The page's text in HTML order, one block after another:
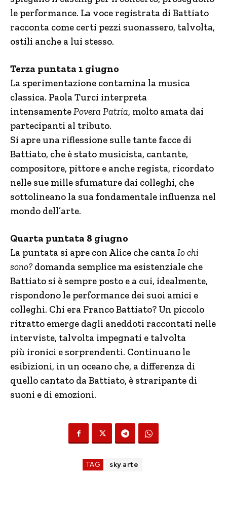
le performance. La voce registrata di Battiato
racconta come certi pezzi suonassero, talvolta,
ostili anche a lui stesso.
Terza puntata 1 giugno
La sperimentazione contamina la musica
classica. Paola Turci interpreta
intensamentePovera Patria, molto amata dai
partecipanti al tributo.
Si apre una riflessione sulle tante facce di
Battiato, che è stato musicista, cantante,
compositore, pittore e anche regista, ricordato
nelle sue mille sfumature dai colleghi, che
sottolineano la sua fondamentale influenza nel
mondo dell’arte.
Quarta puntata 8 giugno
La puntata si apre con Alice che cantaIo chi
sono?domanda semplice ma esistenziale che
Battiato si è sempre posto e a cui, idealmente,
rispondono le performance dei suoi amici e
colleghi. Chi era Franco Battiato? Un piccolo
ritratto emerge dagli aneddoti raccontati nelle
interviste, talvolta impegnati e talvolta
più ironici e sorprendenti. Continuano le
esibizioni, in un oceano che, a differenza di
quello cantato da Battiato, è straripante di
suoni e di emozioni.
TAG sky arte